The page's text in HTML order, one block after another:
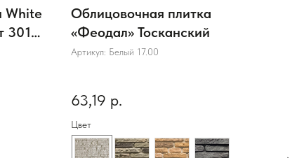
White
301-
Облицовочная плитка
«Феодал» Тосканский
Артикул: Белый 17.00
63,19 р.
Цвет